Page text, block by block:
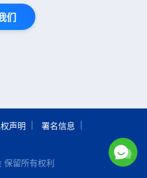
们
声明
署名信息
保留所有权利